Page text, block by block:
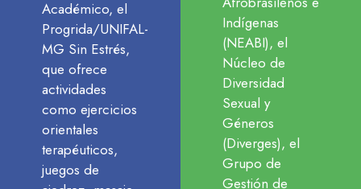
Académico, el
Progrida/UNIFAL-
MG Sin Estrés,
que ofrece
actividades
como ejercicios
orientales
terapéuticos,
juegos de
Indígenas
(NEABI), el
Núcleo de
Diversidad
Sexual y
Géneros
(Diverges), el
Grupo de
Gestión de